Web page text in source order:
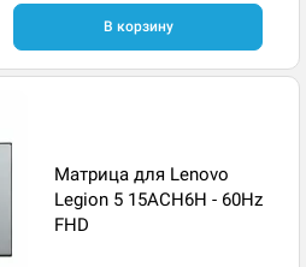
В корзину
Матрица для Lenovo
Legion 5 15ACH6H - 60Hz
FHD